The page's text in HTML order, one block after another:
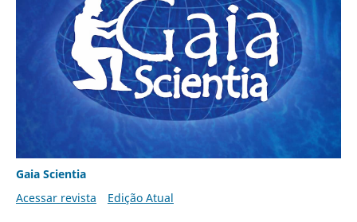
Gaia Scientia
Acessar revista
Edição Atual